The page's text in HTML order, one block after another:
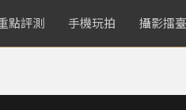
點評測 手機玩拍 攝影擂臺